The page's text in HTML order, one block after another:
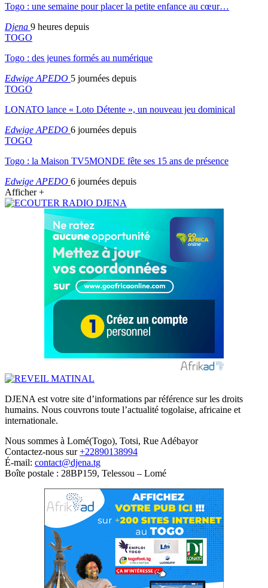
Togo : une semaine pour placer la petite enfance au cœur…
Djena 9 heures depuis
TOGO
Togo : des jeunes formés au numérique
Edwige APEDO 5 journées depuis
TOGO
LONATO lance « Loto Détente », un nouveau jeu dominical
Edwige APEDO 6 journées depuis
TOGO
Togo : la Maison TV5MONDE fête ses 15 ans de présence
Edwige APEDO 6 journées depuis
Afficher +
DJENA est votre site d’informations par référence sur les droits
humains. Nous couvrons toute l’actualité togolaise, africaine et
internationale.
Nous sommes à Lomé(Togo), Totsi, Rue Adébayor
Contactez-nous sur+22890138994
É-mail: contact@djena.tg
Boîte postale : 28BP159, Telessou – Lomé